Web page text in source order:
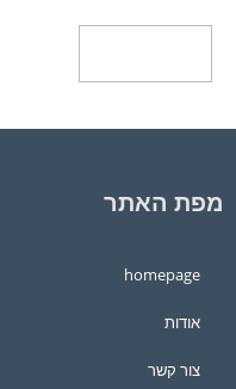
מפת האתר
homepage
אודות
צור קשר